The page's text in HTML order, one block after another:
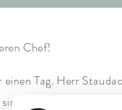
Chef!
Tag. Herr
– z.B. zum